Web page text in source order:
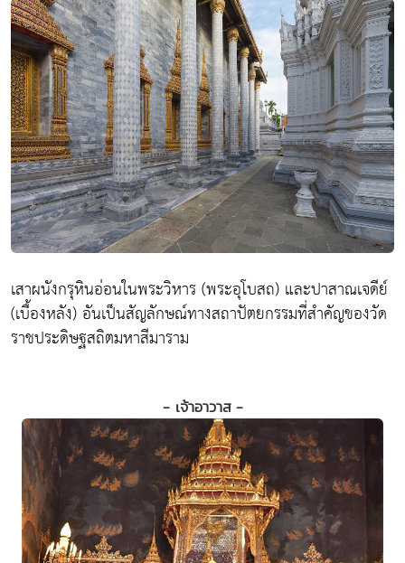
เสาผนังกรุหินอ่อนในพระวิหาร (พระอุโบสถ) และปาสาณเจดีย์
(เบื้องหลัง) อันเป็นสัญลักษณ์ทางสถาปัตยกรรมที่สำคัญของวัด
ราชประดิษฐสถิตมหาสีมาราม
- เจ้าอาวาส -